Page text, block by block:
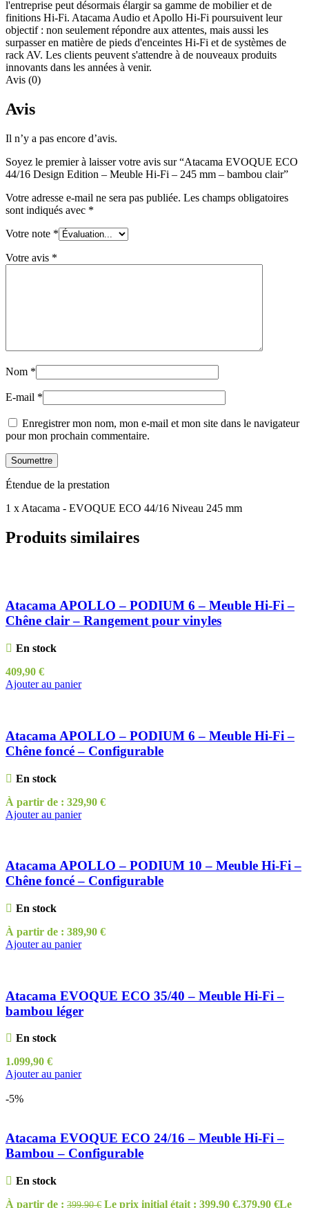
l'entreprise peut désormais élargir sa gamme de mobilier et de
finitions Hi-Fi. Atacama Audio et Apollo Hi-Fi poursuivent leur
objectif : non seulement répondre aux attentes, mais aussi les
surpasser en matière de pieds d'enceintes Hi-Fi et de systèmes de
rack AV. Les clients peuvent s'attendre à de nouveaux produits
innovants dans les années à venir.
Avis (0)
Avis
Il n’y a pas encore d’avis.
Soyez le premier à laisser votre avis sur “Atacama EVOQUE ECO
44/16 Design Edition – Meuble Hi-Fi – 245 mm – bambou clair”
Votre adresse e-mail ne sera pas publiée. Les champs obligatoires
sont indiqués avec *
Votre note *
Votre avis *
Nom *
E-mail *
Enregistrer mon nom, mon e-mail et mon site dans le navigateur
pour mon prochain commentaire.
Étendue de la prestation
1 x Atacama - EVOQUE ECO 44/16 Niveau 245 mm
Produits similaires
Atacama APOLLO – PODIUM 6 – Meuble Hi-Fi –
Chêne clair – Rangement pour vinyles
En stock
409,90 €
Ajouter au panier
Atacama APOLLO – PODIUM 6 – Meuble Hi-Fi –
Chêne foncé – Configurable
En stock
À partir de : 329,90 €
Ajouter au panier
Atacama APOLLO – PODIUM 10 – Meuble Hi-Fi –
Chêne foncé – Configurable
En stock
À partir de : 389,90 €
Ajouter au panier
Atacama EVOQUE ECO 35/40 – Meuble Hi-Fi –
bambou léger
En stock
1.099,90 €
Ajouter au panier
-5%
Atacama EVOQUE ECO 24/16 – Meuble Hi-Fi –
Bambou – Configurable
En stock
À partir de : 399,90€ Le prix initial était : 399,90 €.379,90 €Le